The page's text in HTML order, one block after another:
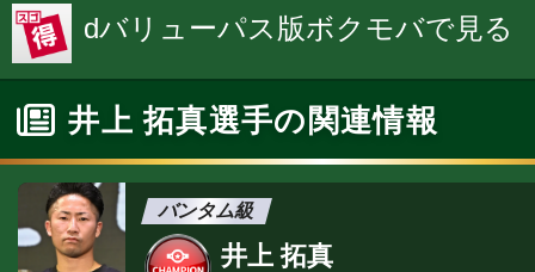
dバリューパス版ボクモバで見る
井上 拓真選手の関連情報
バンタム級
井上 拓真